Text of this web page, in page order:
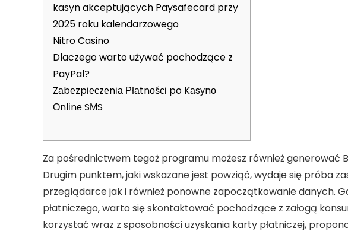
kasyn akceptujących Paysafecard przy
2025 roku kalendarzowego
Nitro Casino
Dlaczego warto używać pochodzące z
PayPal?
Zаbеzpіесzеnіа Рłаtnоśсі po Kаsуnо
Оnlіnе SМS
Za pośrednictwem tegoż programu możesz również generować
Drugim punktem, jaki wskazane jest powziąć, wydaje się próba
przeglądarce jak i również ponowne zapoczątkowanie danych.
płatniczego, warto się skontaktować pochodzące z załogą
korzystać wraz z sposobności uzyskania karty płatniczej,